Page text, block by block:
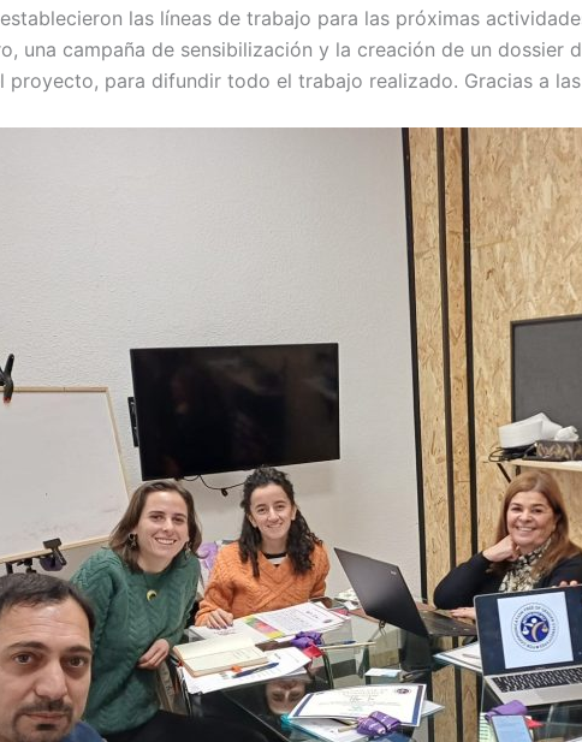
las líneas de trabajo para las próximas
una campaña de sensibilización y la creación de un
proyecto, para difundir todo el trabajo realizado. Gracias a